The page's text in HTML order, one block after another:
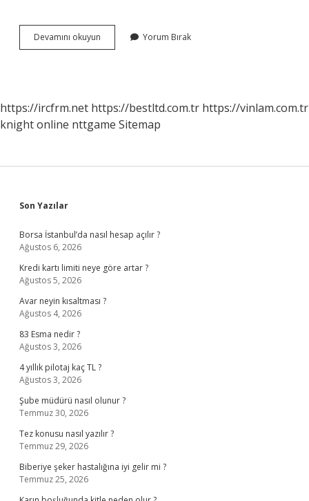
Devamını okuyun
Vajinal
Yorum Bırak
https://ircfrm.net https://bestltd.com.tr https://vinlam.com.tr
knight online nttgame Sitemap
Sidebar
Son Yazılar
Borsa İstanbul’da nasıl hesap açılır ?
Ağustos 6, 2026
Kredi kartı limiti neye göre artar ?
Ağustos 5, 2026
Avar neyin kısaltması ?
Ağustos 4, 2026
83 Esma nedir ?
Ağustos 3, 2026
4 yıllık pilotaj kaç TL ?
Ağustos 3, 2026
Şube müdürü nasıl olunur ?
Temmuz 30, 2026
Tez konusu nasıl yazılır ?
Temmuz 29, 2026
Biberiye şeker hastalığına iyi gelir mi ?
Temmuz 25, 2026